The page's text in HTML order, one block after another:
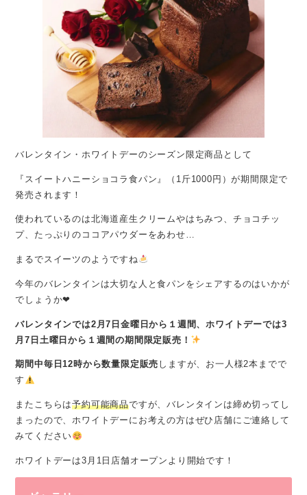
バレンタイン・ホワイトデーのシーズン限定商品として
『スイートハニーショコラ食パン』（1斤1000円）が期間限定で
発売されます！
使われているのは北海道産生クリームやはちみつ、チョコチッ
プ、たっぷりのココアパウダーをあわせ…
まるでスイーツのようですね
今年のバレンタインは大切な人と食パンをシェアするのはいかが
でしょうか❤︎
バレンタインでは2月7日金曜日から１週間、ホワイトデーでは3
月7日土曜日から１週間の期間限定販売！
期間中毎日12時から数量限定販売 しますが、お一人様2本までで
す
またこちらは予約可能商品ですが、バレンタインは締め切ってし
まったので、ホワイトデーにお考えの方はぜひ店舗にご連絡して
みてください
ホワイトデーは3月1日店舗オープンより開始です！